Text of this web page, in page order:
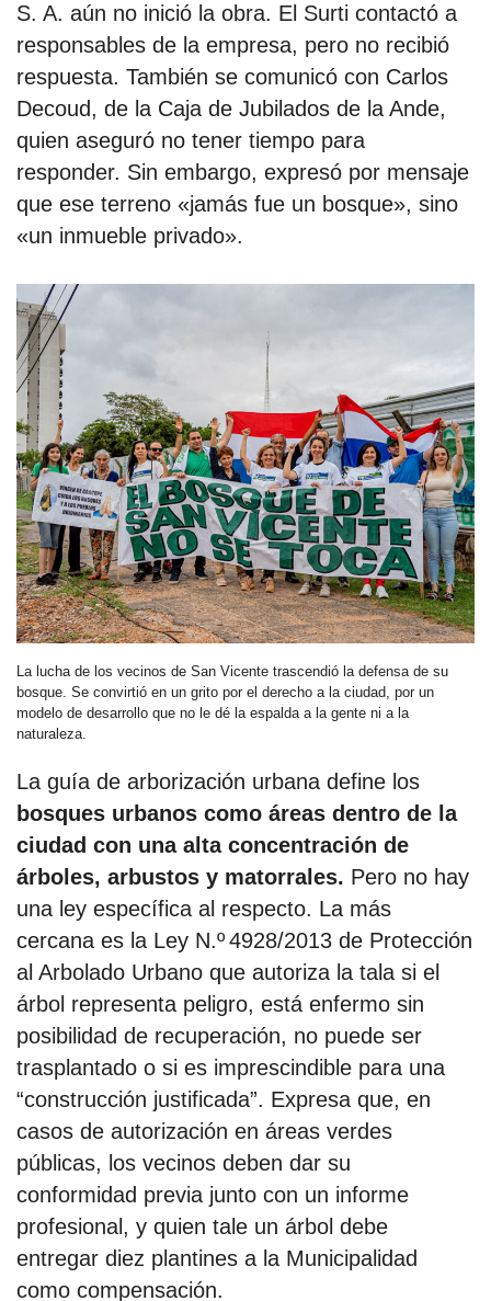
S. A. aún no inició la obra. El Surti contactó a
responsables de la empresa, pero no recibió
respuesta. También se comunicó con Carlos
Decoud, de la Caja de Jubilados de la Ande,
quien aseguró no tener tiempo para
responder. Sin embargo, expresó por mensaje
que ese terreno «jamás fue un bosque», sino
«un inmueble privado».
La lucha de los vecinos de San Vicente trascendió la defensa de su
bosque. Se convirtió en un grito por el derecho a la ciudad, por un
modelo de desarrollo que no le dé la espalda a la gente ni a la
naturaleza.
La guía de arborización urbana define los
bosques urbanos como áreas dentro de la
ciudad con una alta concentración de
árboles, arbustos y matorrales. Pero no hay
una ley específica al respecto. La más
cercana es la Ley N.º 4928/2013 de Protección
al Arbolado Urbano que autoriza la tala si el
árbol representa peligro, está enfermo sin
posibilidad de recuperación, no puede ser
trasplantado o si es imprescindible para una
“construcción justificada”. Expresa que, en
casos de autorización en áreas verdes
públicas, los vecinos deben dar su
conformidad previa junto con un informe
profesional, y quien tale un árbol debe
entregar diez plantines a la Municipalidad
como compensación.